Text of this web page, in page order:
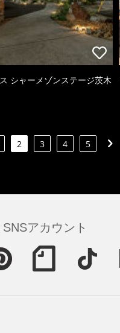
シャーメゾンステージ茨木
2 3 4 5
アカウント